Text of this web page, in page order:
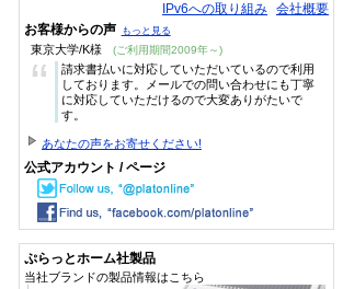
IPv6への取り組み 会社概要
お客様からの声 もっと見る
東京大学/K様 (ご利用期間2009年～)
“
請求書払いに対応していただいているので利用
しております。メールでの問い合わせにも丁寧
に対応していただけるので大変ありがたいで
す。
あなたの声をお寄せください!
公式アカウント / ページ
ぷらっとホーム社製品
当社ブランドの製品情報はこちら